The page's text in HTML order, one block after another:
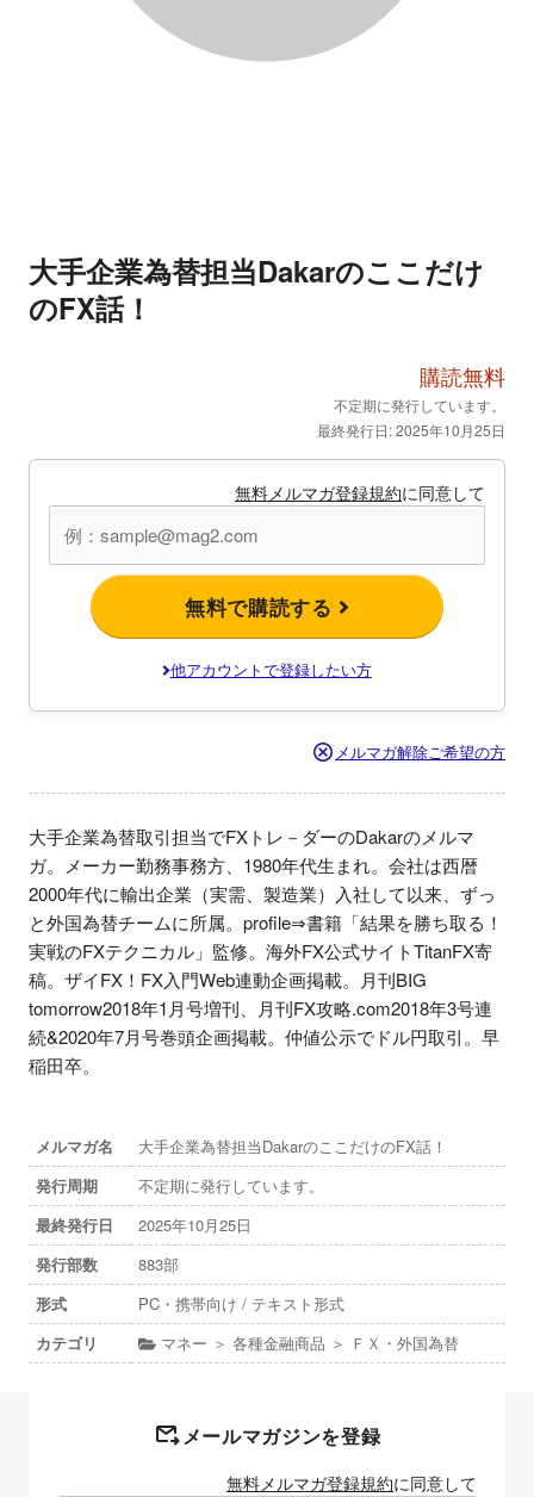
大手企業為替担当Dakarのここだけ
のFX話！
購読無料
不定期に発行しています。
最終発行日: 2025年10月25日
無料メルマガ登録規約に同意して
無料で購読する
他アカウントで登録したい方
メルマガ解除ご希望の方
大手企業為替取引担当でFXトレ－ダーのDakarのメルマ
ガ。メーカー勤務事務方、1980年代生まれ。会社は西暦
2000年代に輸出企業（実需、製造業）入社して以来、ずっ
と外国為替チームに所属。profile⇒書籍「結果を勝ち取る！
実戦のFXテクニカル」監修。海外FX公式サイトTitanFX寄
稿。ザイFX！FX入門Web連動企画掲載。月刊BIG
tomorrow2018年1月号増刊、月刊FX攻略.com2018年3号連
続&2020年7月号巻頭企画掲載。仲値公示でドル円取引。早
稲田卒。
メルマガ名
大手企業為替担当DakarのここだけのFX話！
発行周期
不定期に発行しています。
最終発行日
2025年10月25日
発行部数
883部
形式
PC・携帯向け / テキスト形式
カテゴリ
マネー ＞ 各種金融商品 ＞ ＦＸ・外国為替
メールマガジンを登録
無料メルマガ登録規約に同意して